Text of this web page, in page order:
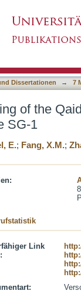
Dissertationen → 7
of the
SG-1
E.; Fang, X.M.;
Link